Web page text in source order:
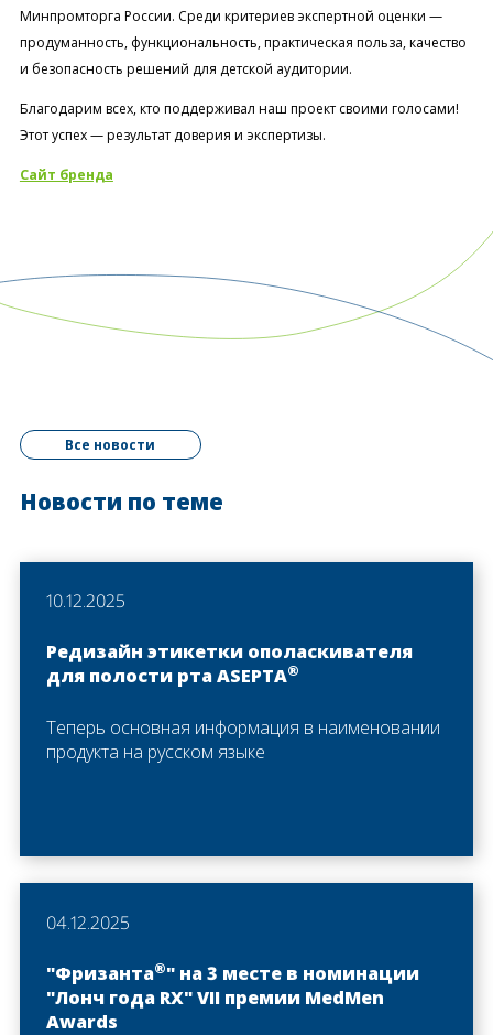
Минпромторга России. Среди критериев экспертной оценки —
продуманность, функциональность, практическая польза, качество
и безопасность решений для детской аудитории.
Благодарим всех, кто поддерживал наш проект своими голосами!
Этот успех — результат доверия и экспертизы.
Сайт бренда
Все новости
Новости по теме
10.12.2025
Редизайн этикетки ополаскивателя
для полости рта ASEPTA®
Теперь основная информация в наименовании
продукта на русском языке
04.12.2025
"Фризанта®" на 3 месте в номинации
"Лонч года RX" VII премии MedMen
Awards